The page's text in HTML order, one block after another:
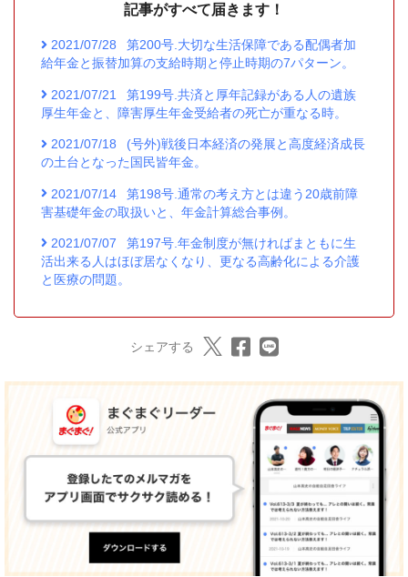
記事がすべて届きます！
2021/07/28
第200号.大切な生活保障である配偶者加
給年金と振替加算の支給時期と停止時期の7パターン。
2021/07/21
第199号.共済と厚年記録がある人の遺族
厚生年金と、障害厚生年金受給者の死亡が重なる時。
2021/07/18
(号外)戦後日本経済の発展と高度経済成長
の土台となった国民皆年金。
2021/07/14
第198号.通常の考え方とは違う20歳前障
害基礎年金の取扱いと、年金計算総合事例。
2021/07/07
第197号.年金制度が無ければまともに生
活出来る人はほぼ居なくなり、更なる高齢化による介護
と医療の問題。
シェアする